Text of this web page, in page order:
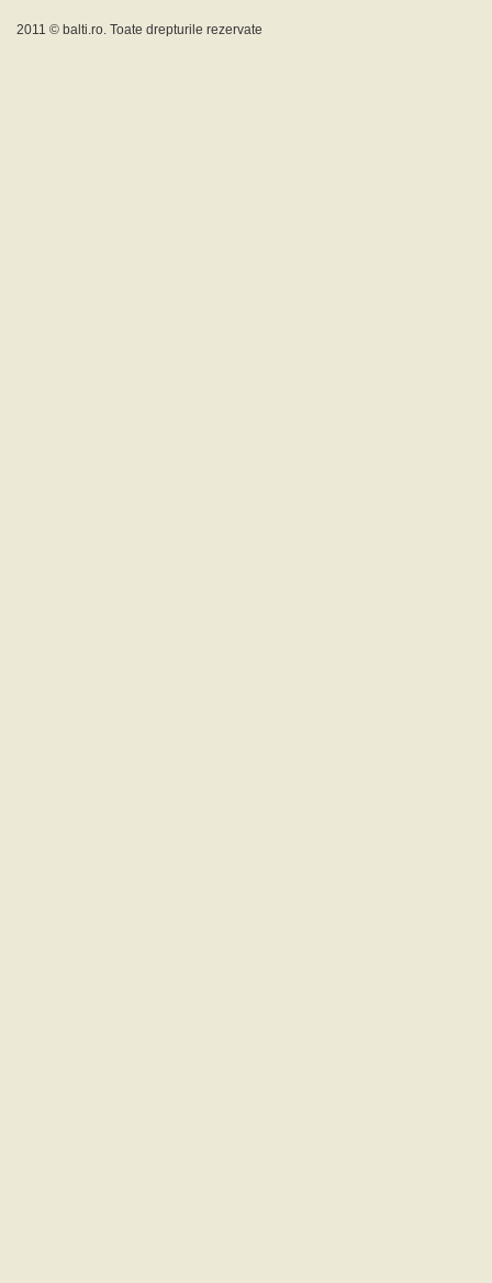
2011 © balti.ro. Toate drepturile rezervate